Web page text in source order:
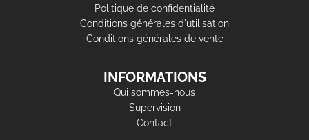
Politique de confidentialité
Conditions générales d'utilisation
Conditions générales de vente
INFORMATIONS
Qui sommes-nous
Supervision
Contact